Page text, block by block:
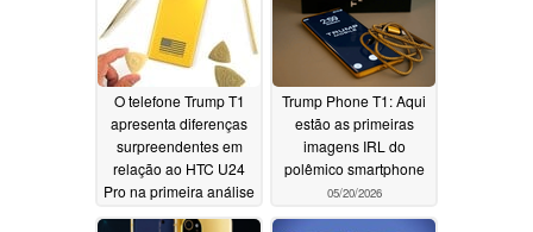
O telefone Trump T1
apresenta diferenças
surpreendentes em
relação ao HTC U24
Pro na primeira análise
06/11/2026
Trump Phone T1: Aqui
estão as primeiras
imagens IRL do
polêmico smartphone
05/20/2026